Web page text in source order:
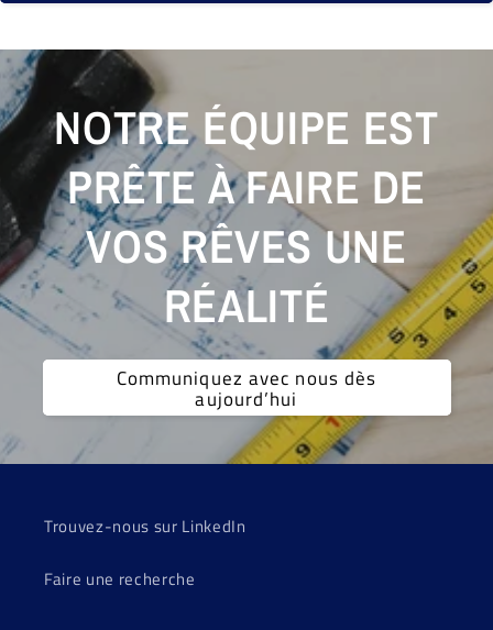
NOTRE ÉQUIPE EST
PRÊTE À FAIRE DE
VOS RÊVES UNE
RÉALITÉ
Communiquez avec nous dès
aujourd’hui
Trouvez-nous sur LinkedIn
Faire une recherche